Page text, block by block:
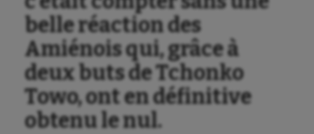
belle réaction des
Amiénois qui, grâce à
deux buts de Tchonko
Towo, ont en définitive
obtenu le nul.